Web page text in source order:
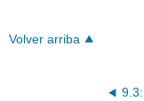
Volver arriba